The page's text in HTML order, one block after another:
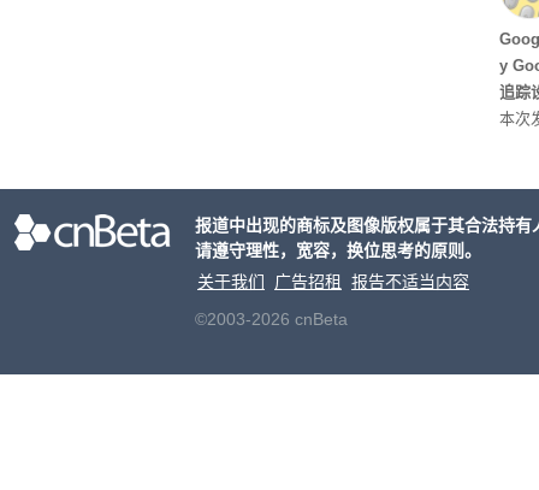
y
追踪
本次
摩托
报道中出现的商标及图像版权属于其合法持
请遵守理性，宽容，换位思考的原则。
关于我们
广告招租
报告不适当内容
©2003-2026 cnBeta